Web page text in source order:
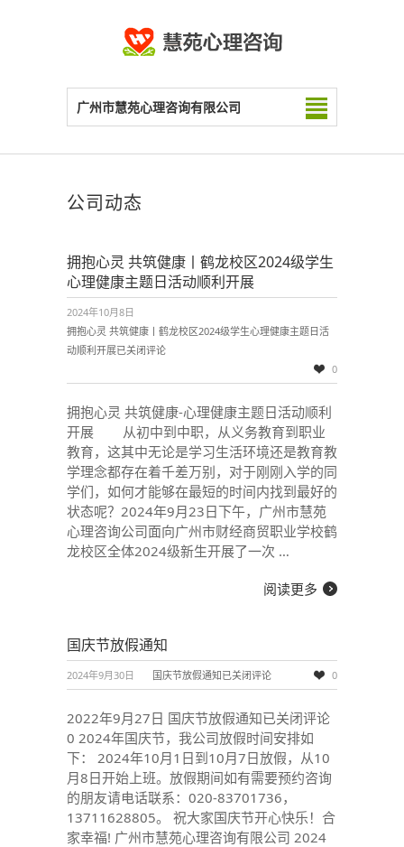
广州市慧苑心理咨询有限公司
公司动态
拥抱心灵 共筑健康丨鹤龙校区2024级学生
心理健康主题日活动顺利开展
2024年10月8日
拥抱心灵 共筑健康丨鹤龙校区2024级学生心理健康主题日活
动顺利开展已关闭评论
0
拥抱心灵 共筑健康-心理健康主题日活动顺利
开展 从初中到中职，从义务教育到职业
教育，这其中无论是学习生活环境还是教育教
学理念都存在着千差万别，对于刚刚入学的同
学们，如何才能够在最短的时间内找到最好的
状态呢？2024年9月23日下午，广州市慧苑
心理咨询公司面向广州市财经商贸职业学校鹤
龙校区全体2024级新生开展了一次 …
阅读更多
国庆节放假通知
2024年9月30日 国庆节放假通知已关闭评论 0
2022年9月27日 国庆节放假通知已关闭评论
0 2024年国庆节，我公司放假时间安排如
下： 2024年10月1日到10月7日放假，从10
月8日开始上班。放假期间如有需要预约咨询
的朋友请电话联系：020-83701736，
13711628805。 祝大家国庆节开心快乐！合
家幸福! 广州市慧苑心理咨询有限公司 2024